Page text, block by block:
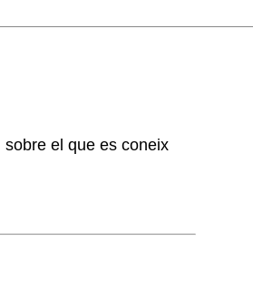
el que es coneix